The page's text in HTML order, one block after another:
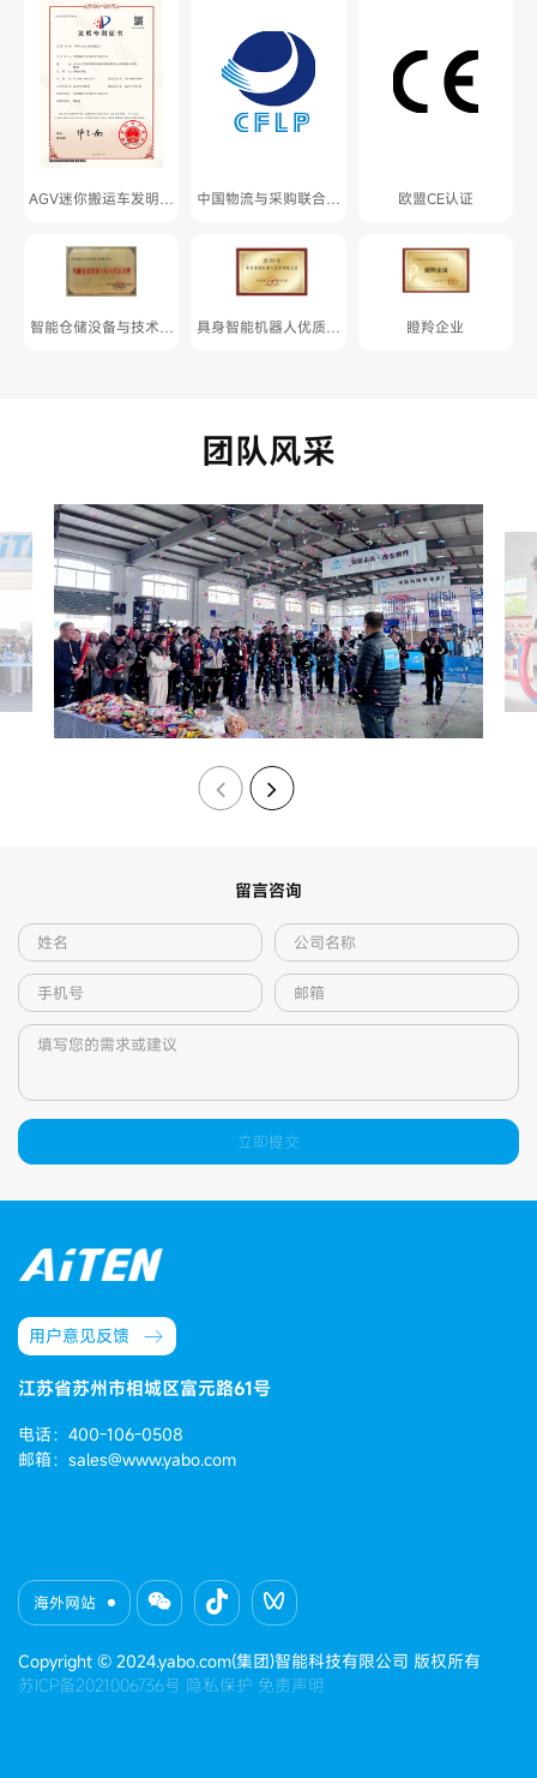
AGV迷你搬运车发明专
中国物流与采购联合会
例、推荐品牌
欧盟CE认证
智能仓储没备与技术推
具身智能机器人优质领
瞪羚企业
团队风采
留言咨询
立即提交
用户意见反馈
江苏省苏州市相城区富元路61号
电话：400-106-0508
邮箱：sales@www.yabo.com
海外网站
Copyright © 2024.yabo.com(集团)智能科技有限公司 版权所有
苏ICP备2021006736号 隐私保护 免责声明